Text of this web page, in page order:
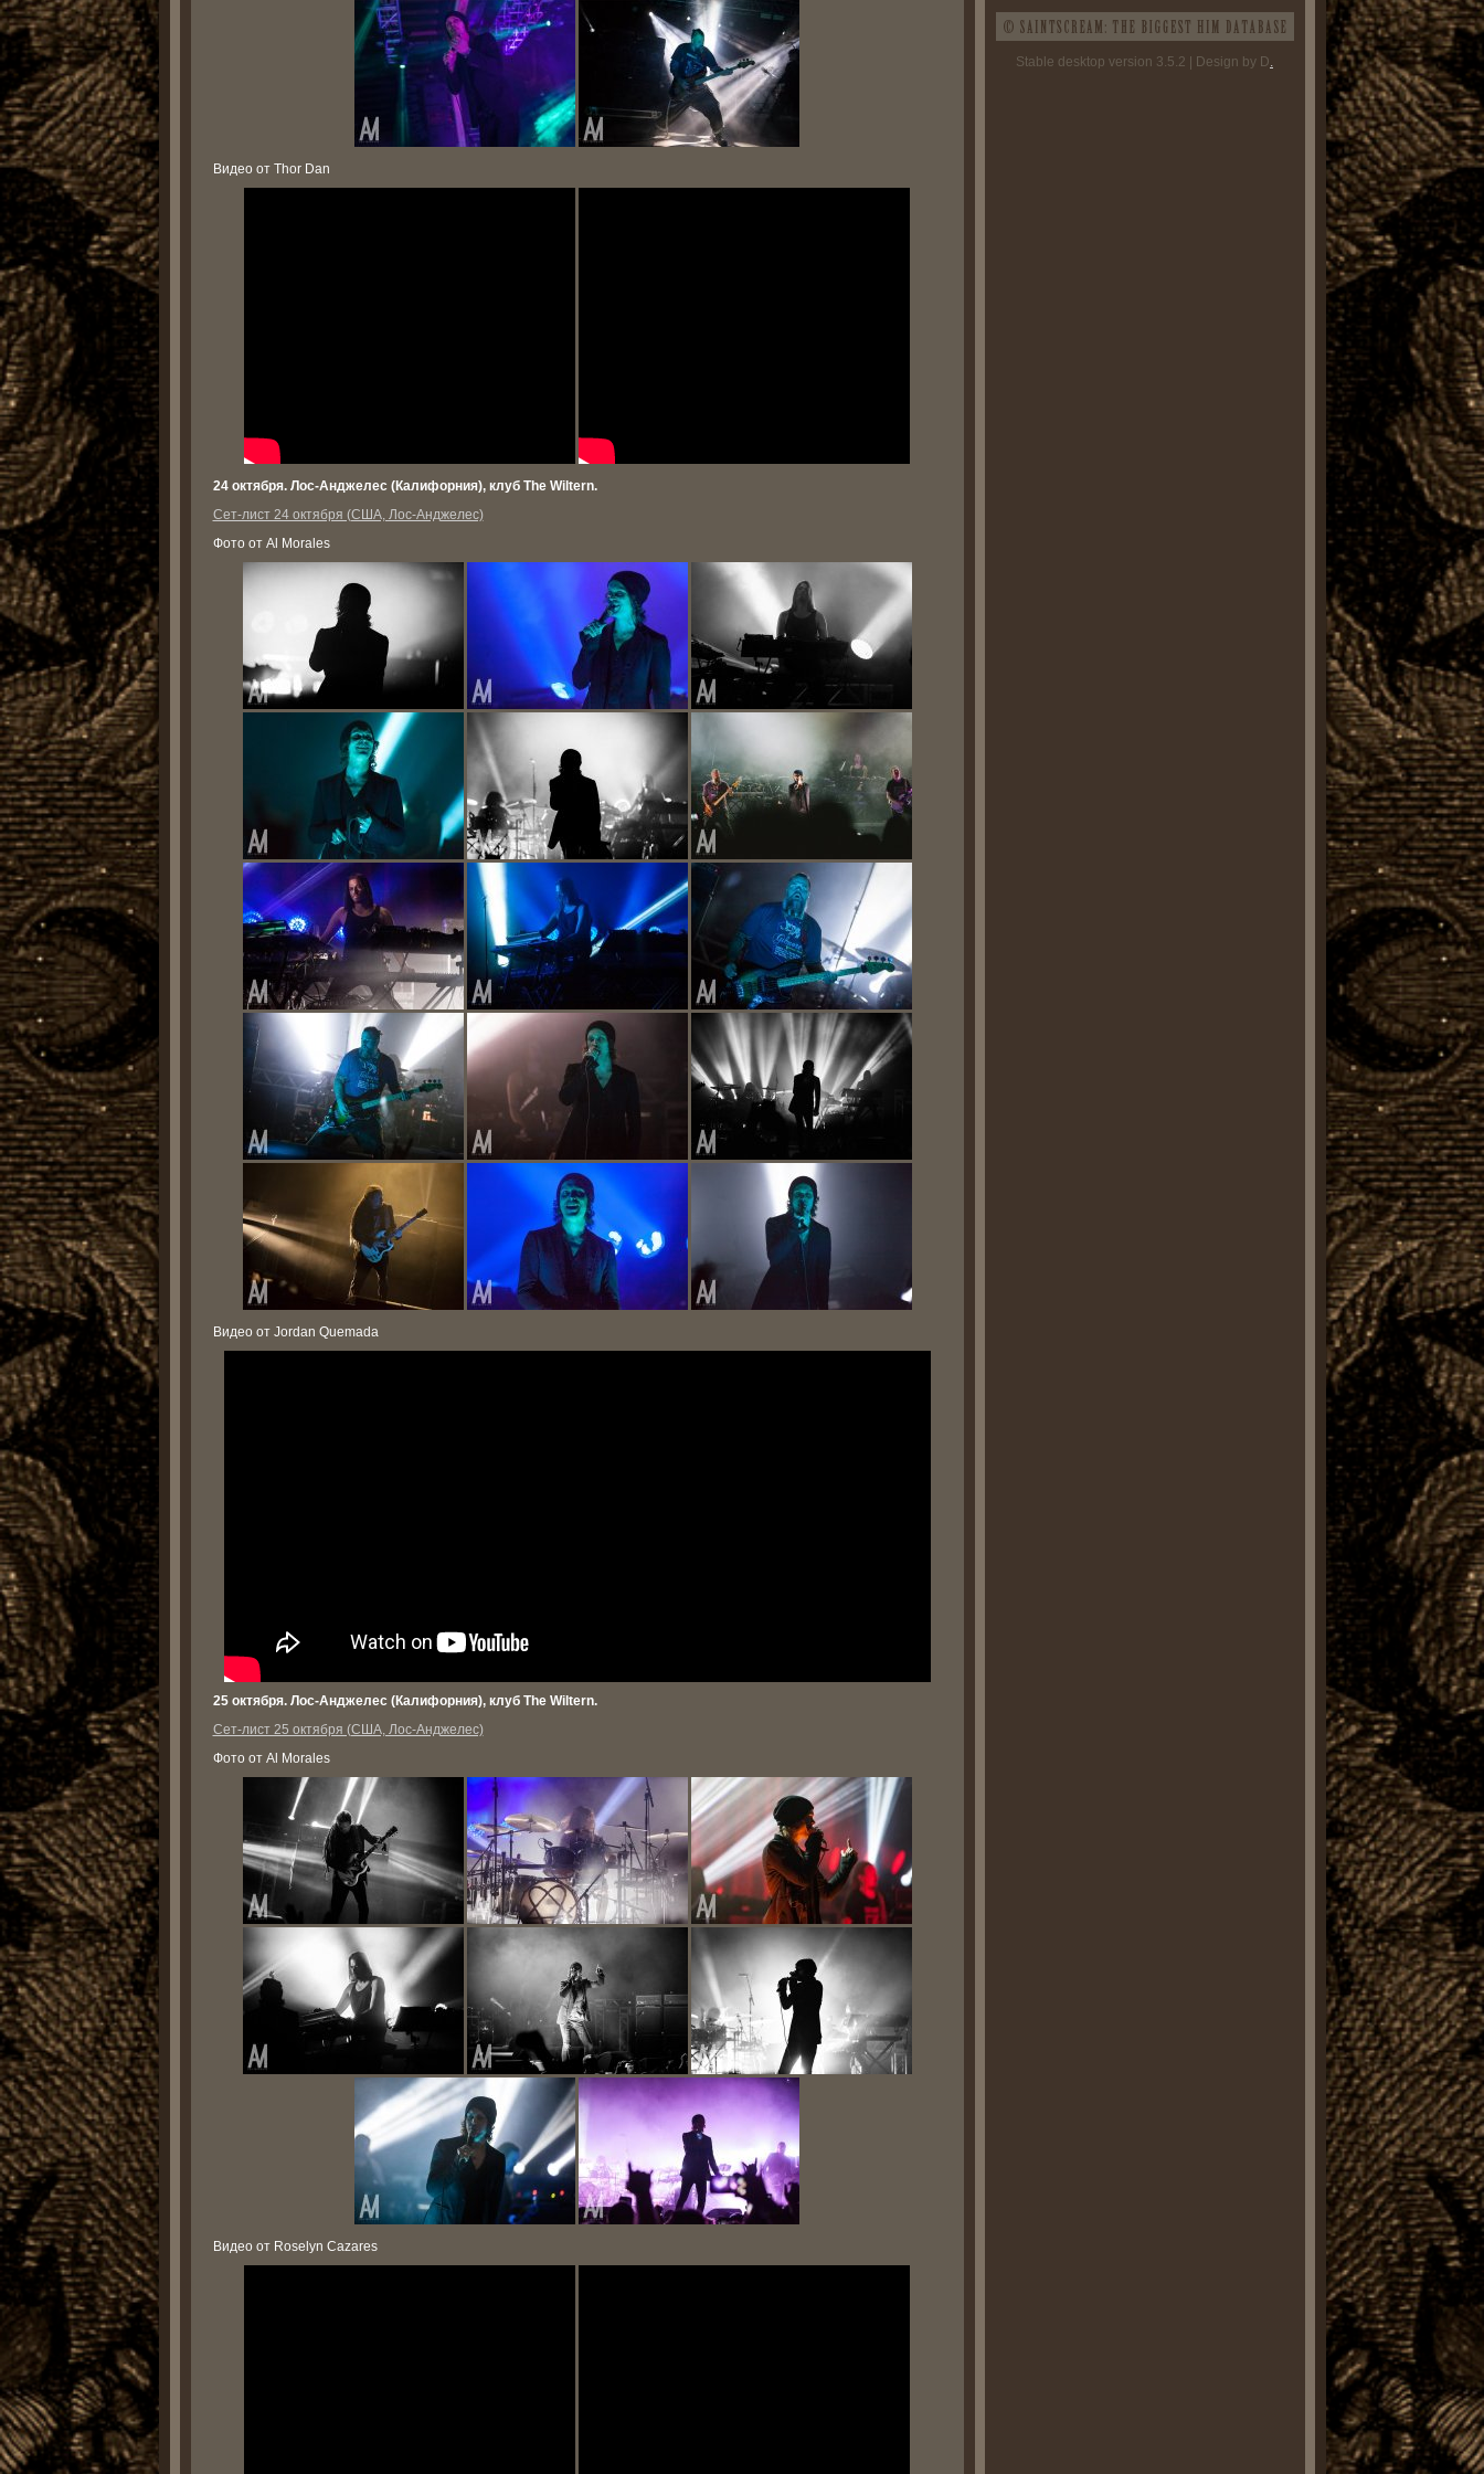
Stable desktop version 3.5.2 | Design by D.
Видео от Thor Dan
24 октября. Лос-Анджелес (Калифорния), клуб The Wiltern.
Сет-лист 24 октября (США, Лос-Анджелес)
Фото от Al Morales
Видео от Jordan Quemada
25 октября. Лос-Анджелес (Калифорния), клуб The Wiltern.
Сет-лист 25 октября (США, Лос-Анджелес)
Фото от Al Morales
Видео от Roselyn Cazares